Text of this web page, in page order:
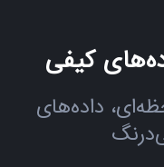
داده‌های